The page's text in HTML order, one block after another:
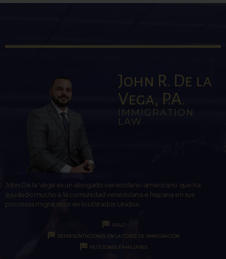
John R. De la
Vega, P.A.
IMMIGRATION
LAW
John De la Vega es un abogado venezolano-americano que ha
ayudado mucho a la comunidad venezolana e hispana en sus
procesos migratorios en los Estados Unidos.
ASILO
REPRESENTACIONES EN LA CORTE DE INMIGRACIÓN
PETICIONES FAMILIARES